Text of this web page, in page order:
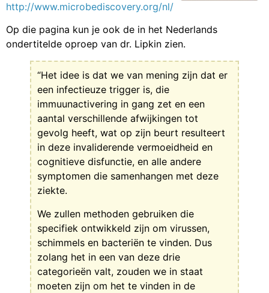
http://www.microbediscovery.org/nl/
Op die pagina kun je ook de in het Nederlands
ondertitelde oproep van dr. Lipkin zien.
“Het idee is dat we van mening zijn dat er
een infectieuze trigger is, die
immuunactivering in gang zet en een
aantal verschillende afwijkingen tot
gevolg heeft, wat op zijn beurt resulteert
in deze invaliderende vermoeidheid en
cognitieve disfunctie, en alle andere
symptomen die samenhangen met deze
ziekte.
We zullen methoden gebruiken die
specifiek ontwikkeld zijn om virussen,
schimmels en bacteriën te vinden. Dus
zolang het in een van deze drie
categorieën valt, zouden we in staat
moeten zijn om het te vinden in de